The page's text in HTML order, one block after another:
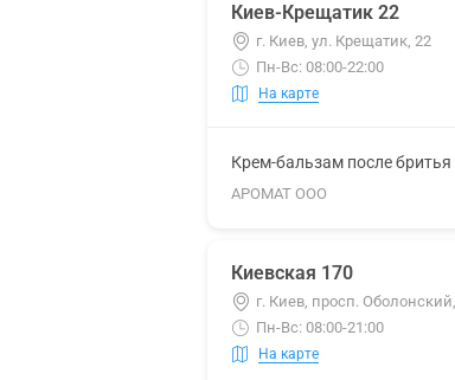
Киев-Крещатик 22
г. Киев, ул. Крещатик, 22
Пн-Вс: 08:00-22:00
На карте
Крем-бальзам после
АРОМАТ ООО
Киевская 170
г. Киев, просп.
Пн-Вс: 08:00-21:00
На карте